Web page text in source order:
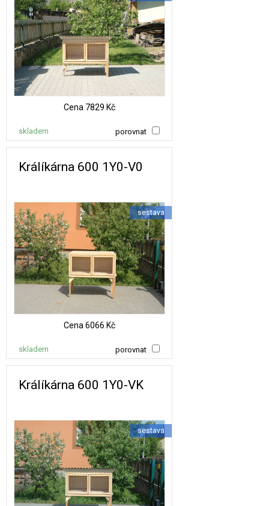
Cena 7829 Kč
porovnat
skladem
Králíkárna 600 1Y0-V0
sestava
Cena 6066 Kč
porovnat
skladem
Králíkárna 600 1Y0-VK
sestava